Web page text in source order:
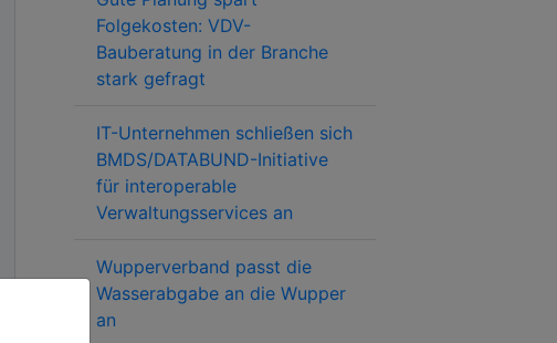
Folgekosten: VDV-
Bauberatung in der Branche
stark gefragt
IT-Unternehmen schließen sich
BMDS/DATABUND-Initiative
für interoperable
Verwaltungsservices an
Wupperverband passt die
Wasserabgabe an die Wupper
an